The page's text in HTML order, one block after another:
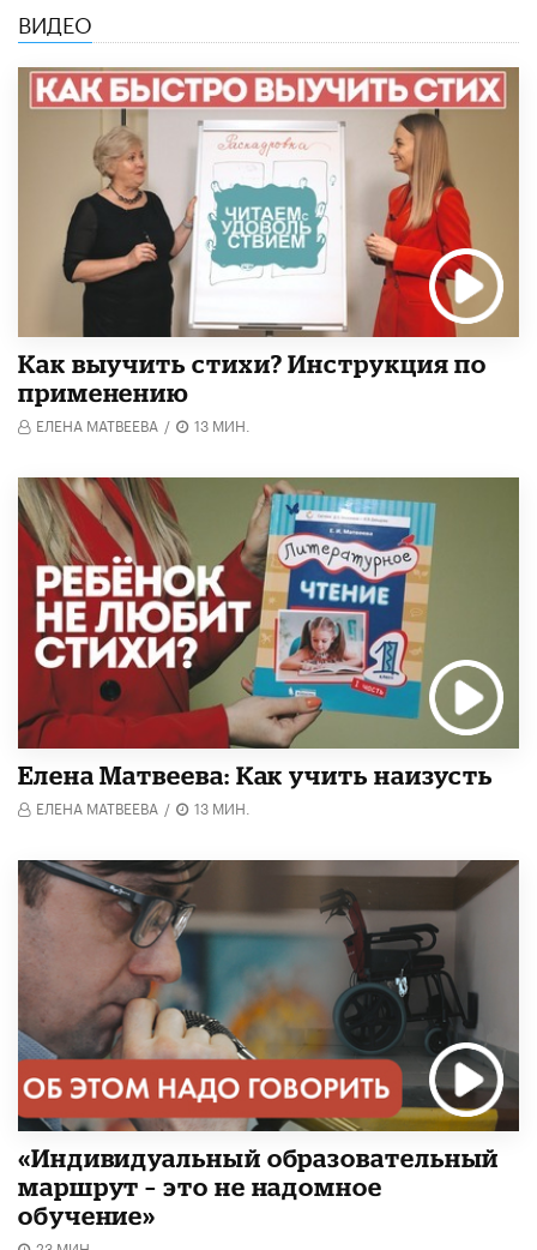
ВИДЕО
Как выучить стихи? Инструкция по
применению
ЕЛЕНА МАТВЕЕВА / 13 МИН.
Елена Матвеева: Как учить наизусть
ЕЛЕНА МАТВЕЕВА / 13 МИН.
«Индивидуальный образовательный
маршрут – это не надомное
обучение»